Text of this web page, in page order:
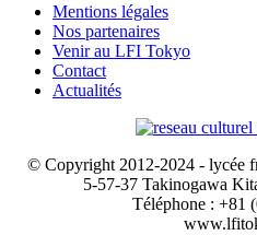
Mentions légales
Nos partenaires
Venir au LFI Tokyo
Contact
Actualités
© Copyright 2012-2024 - lycée
5-57-37 Takinogawa
Téléphone : +81